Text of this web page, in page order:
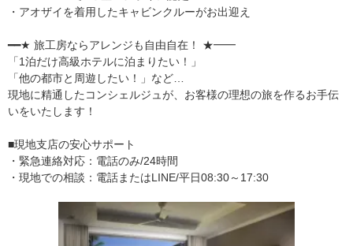
・アオザイを着用したキャビンクルーがお出迎え
━━★ 旅工房ならアレンジも自由自在！ ★━━
「1泊だけ高級ホテルに泊まりたい！」
「他の都市と周遊したい！」など…
現地に精通したコンシェルジュが、お客様の理想の旅を作るお手伝
いをいたします！
■現地支店の安心サポート
・緊急連絡対応：電話のみ/24時間
・現地での相談：電話またはLINE/平日08:30～17:30